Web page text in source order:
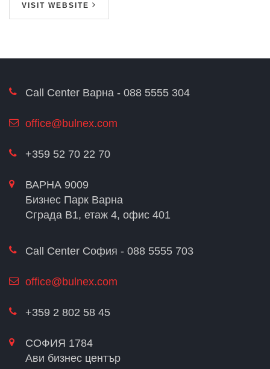
VISIT WEBSITE
Call Center Варна - 088 5555 304
office@bulnex.com
+359 52 70 22 70
ВАРНА 9009
Бизнес Парк Варна
Сграда В1, етаж 4, офис 401
Call Center София - 088 5555 703
office@bulnex.com
+359 2 802 58 45
СОФИЯ 1784
Ави бизнес център